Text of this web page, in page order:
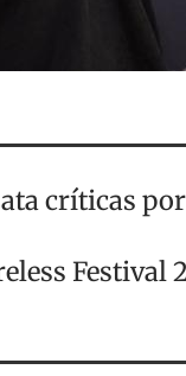
críticas
Festival